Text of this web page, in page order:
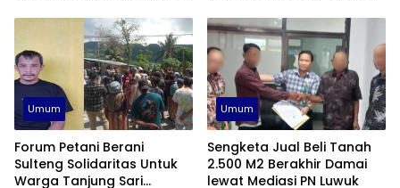
Umum
Forum Petani Berani
Sulteng Solidaritas Untuk
Warga Tanjung Sari
Umum
Sengketa Jual Beli Tanah
2.500 M2 Berakhir Damai
lewat Mediasi PN Luwuk